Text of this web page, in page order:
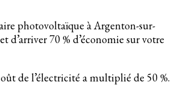
photovoltaïque à Argenton-sur-
d’arriver 70 % d’économie sur votre
de l’électricité a multiplié de 50 %.